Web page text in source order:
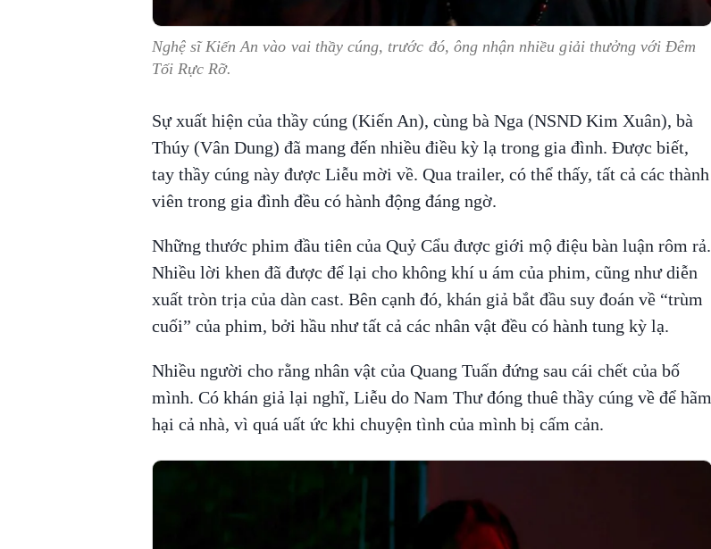
Nghệ sĩ Kiến An vào vai thầy cúng, trước đó, ông nhận nhiều giải thưởng với Đêm
Tối Rực Rỡ.
Sự xuất hiện của thầy cúng (Kiến An), cùng bà Nga (NSND Kim Xuân), bà
Thúy (Vân Dung) đã mang đến nhiều điều kỳ lạ trong gia đình. Được biết,
tay thầy cúng này được Liễu mời về. Qua trailer, có thể thấy, tất cả các thành
viên trong gia đình đều có hành động đáng ngờ.
Những thước phim đầu tiên của Quỷ Cẩu được giới mộ điệu bàn luận rôm rả.
Nhiều lời khen đã được để lại cho không khí u ám của phim, cũng như diễn
xuất tròn trịa của dàn cast. Bên cạnh đó, khán giả bắt đầu suy đoán về “trùm
cuối” của phim, bởi hầu như tất cả các nhân vật đều có hành tung kỳ lạ.
Nhiều người cho rằng nhân vật của Quang Tuấn đứng sau cái chết của bố
mình. Có khán giả lại nghĩ, Liễu do Nam Thư đóng thuê thầy cúng về để hãm
hại cả nhà, vì quá uất ức khi chuyện tình của mình bị cấm cản.